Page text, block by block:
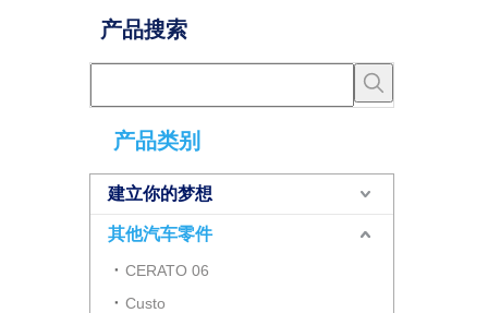
产品搜索
产品类别
建立你的梦想
其他汽车零件
CERATO 06
Custo